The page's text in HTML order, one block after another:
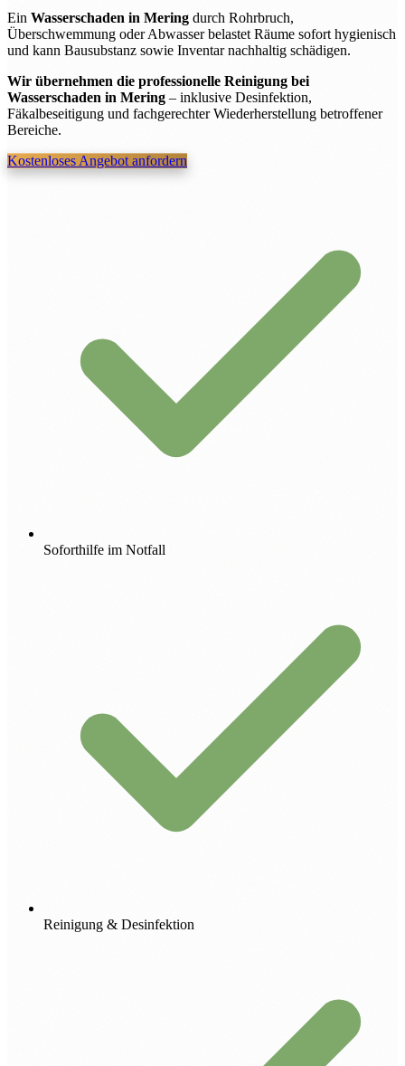
Ein Wasserschaden in Mering durch Rohrbruch,
Überschwemmung oder Abwasser belastet Räume sofort hygienisch
und kann Bausubstanz sowie Inventar nachhaltig schädigen.
Wir übernehmen die professionelle Reinigung bei
Wasserschaden in Mering – inklusive Desinfektion,
Fäkalbeseitigung und fachgerechter Wiederherstellung betroffener
Bereiche.
Kostenloses Angebot anfordern
Soforthilfe im Notfall
Reinigung & Desinfektion